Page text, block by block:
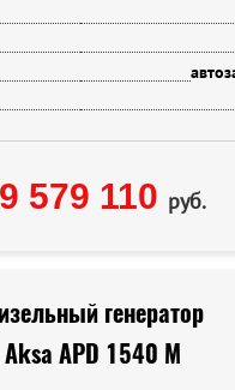
579 110 руб.
генератор
Aksa APD 1540 M